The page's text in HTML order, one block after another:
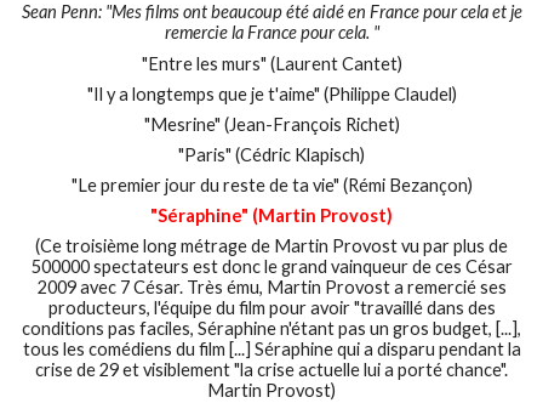
Sean Penn: "Mes films ont beaucoup été aidé en France pour cela et je
remercie la France pour cela. "
"Entre les murs" (Laurent Cantet)
"Il y a longtemps que je t'aime" (Philippe Claudel)
"Mesrine" (Jean-François Richet)
"Paris" (Cédric Klapisch)
"Le premier jour du reste de ta vie" (Rémi Bezançon)
"Séraphine" (Martin Provost)
(Ce troisième long métrage de Martin Provost vu par plus de
500000 spectateurs est donc le grand vainqueur de ces César
2009 avec 7 César. Très ému, Martin Provost a remercié ses
producteurs, l'équipe du film pour avoir "travaillé dans des
conditions pas faciles, Séraphine n'étant pas un gros budget, [...],
tous les comédiens du film [...] Séraphine qui a disparu pendant la
crise de 29 et visiblement "la crise actuelle lui a porté chance".
Martin Provost)